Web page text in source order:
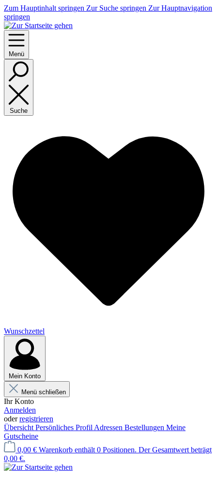
Zum Hauptinhalt springen Zur Suche springen Zur Hauptnavigation
springen
Menü
Suche
Wunschzettel
Mein Konto
Menü schließen
Ihr Konto
Anmelden
oderregistrieren
Übersicht Persönliches Profil Adressen Bestellungen Meine
Gutscheine
0,00 € Warenkorb enthält 0 Positionen. Der Gesamtwert beträgt
0,00 €.